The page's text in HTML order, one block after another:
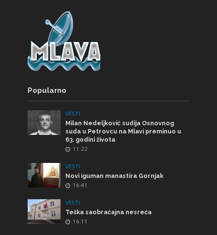
Popularno
VESTI
Milan Nedeljković sudija Osnovnog
suda u Petrovcu na Mlavi preminuo u
63. godini života
11:22
VESTI
Novi iguman manastira Gornjak
16:41
VESTI
Teška saobraćajna nesreća
16:11